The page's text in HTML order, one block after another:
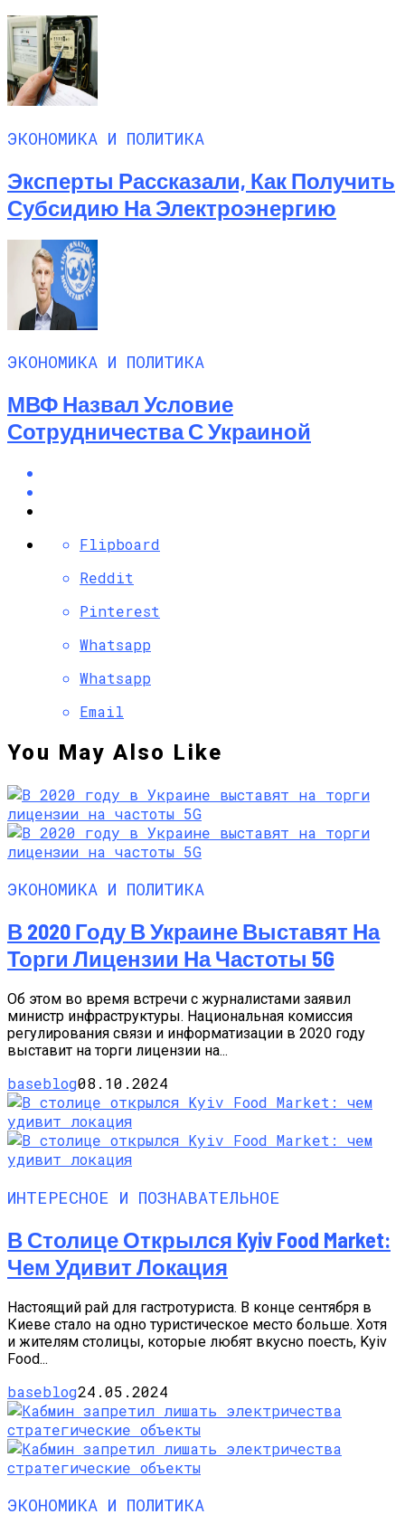
ЭКОНОМИКА И ПОЛИТИКА
Эксперты Рассказали, Как Получить
Субсидию На Электроэнергию
ЭКОНОМИКА И ПОЛИТИКА
МВФ Назвал Условие
Сотрудничества С Украиной
Flipboard
Reddit
Pinterest
Whatsapp
Whatsapp
Email
You May Also Like
ЭКОНОМИКА И ПОЛИТИКА
В 2020 Году В Украине Выставят На
Торги Лицензии На Частоты 5G
Об этом во время встречи с журналистами заявил
министр инфраструктуры. Национальная комиссия
регулирования связи и информатизации в 2020 году
выставит на торги лицензии на...
baseblog08.10.2024
ИНТЕРЕСНОЕ И ПОЗНАВАТЕЛЬНОЕ
В Столице Открылся Kyiv Food Market:
Чем Удивит Локация
Настоящий рай для гастротуриста. В конце сентября в
Киеве стало на одно туристическое место больше. Хотя
и жителям столицы, которые любят вкусно поесть, Kyiv
Food...
baseblog24.05.2024
ЭКОНОМИКА И ПОЛИТИКА